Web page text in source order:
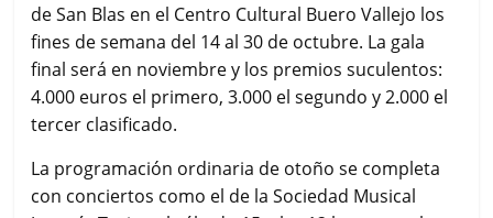
de San Blas en el Centro Cultural Buero Vallejo los
fines de semana del 14 al 30 de octubre. La gala
final será en noviembre y los premios suculentos:
4.000 euros el primero, 3.000 el segundo y 2.000 el
tercer clasificado.
La programación ordinaria de otoño se completa
con conciertos como el de la Sociedad Musical